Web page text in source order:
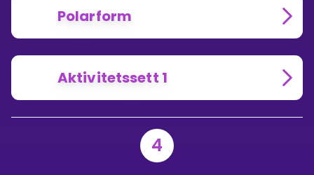
Polarform
Aktivitetssett 1
4